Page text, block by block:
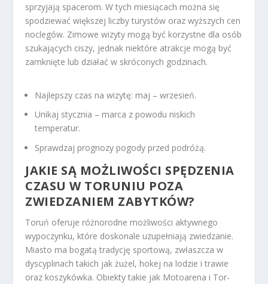
sprzyjają spacerom. W tych miesiącach można się
spodziewać większej liczby turystów oraz wyższych cen
noclegów. Zimowe wizyty mogą być korzystne dla osób
szukających ciszy, jednak niektóre atrakcje mogą być
zamknięte lub działać w skróconych godzinach.
Najlepszy czas na wizytę: maj – wrzesień.
Unikaj stycznia – marca z powodu niskich
temperatur.
Sprawdzaj prognozy pogody przed podróżą.
JAKIE SĄ MOŻLIWOŚCI SPĘDZENIA
CZASU W TORUNIU POZA
ZWIEDZANIEM ZABYTKÓW?
Toruń oferuje różnorodne możliwości aktywnego
wypoczynku, które doskonale uzupełniają zwiedzanie.
Miasto ma bogatą tradycję sportową, zwłaszcza w
dyscyplinach takich jak żużel, hokej na lodzie i trawie
oraz koszykówka. Obiekty takie jak Motoarena i Tor-